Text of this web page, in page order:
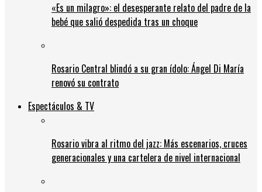
«Es un milagro»: el desesperante relato del padre de la
bebé que salió despedida tras un choque
Rosario Central blindó a su gran ídolo: Ángel Di María
renovó su contrato
Espectáculos & TV
Rosario vibra al ritmo del jazz: Más escenarios, cruces
generacionales y una cartelera de nivel internacional